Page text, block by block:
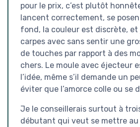
pour le prix, c’est plutôt
lancent correctement, se
fond, la couleur est discrète, et
carpes avec sans sentir une
de touches par rapport à des
chers. Le moule avec éjecteur
l’idée, même s’il demande un
éviter que l’amorce colle ou se
Je le conseillerais surtout à
débutant qui veut se mettre